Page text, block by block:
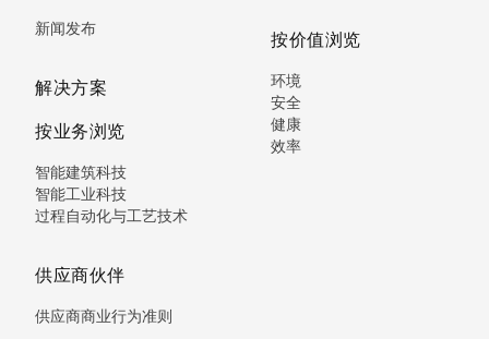
新闻发布
解决方案
按业务浏览
智能建筑科技
智能工业科技
过程自动化与工艺技术
供应商伙伴
供应商商业行为准则
按价值浏览
环境
安全
健康
效率